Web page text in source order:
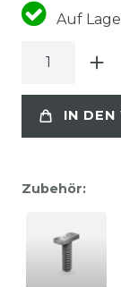
Auf
IN DEN
Zubehör: